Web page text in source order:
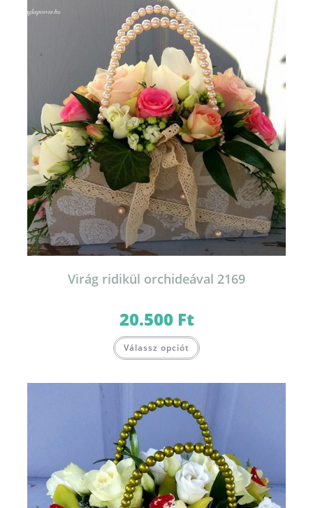
Virág ridikül orchideával 2169
20.500 Ft
Válassz opciót